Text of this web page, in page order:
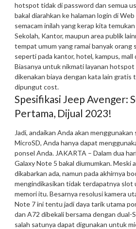
hotspot tidak di password dan semua
bakal diarahkan ke halaman login di
semacam inilah yang kerap kita
Sekolah, Kantor, maupun area publik
tempat umum yang ramai banyak orang
seperti pada kantor, hotel, kampus, mall
Biasanya untuk nikmati layanan
dikenakan biaya dengan kata lain gratis
dipungut cost.
Spesifikasi Jeep Avenger:
Pertama, Dijual 2023!
Jadi, andaikan Anda akan
MicroSD, Anda hanya dapat
ponsel Anda. JAKARTA – Dalam dua
Galaxy Note 5 bakal diumumkan. Meski
dikabarkan ada, namun pada akhirnya
mengindikasikan tidak terdapatnya slot
memori itu. Besarnya resolusi kamera
Note 7 ini tentu jadi daya tarik utama
dan A72 dibekali bersama dengan dual-
salah satunya dapat digunakan untuk